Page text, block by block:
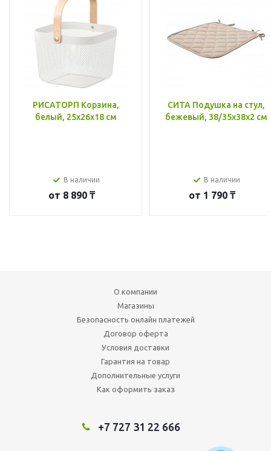
РИСАТОРП Корзина,
белый, 25x26x18 см
В наличии
от 8 890 ₸
СИТА Подушка на стул,
бежевый, 38/35x38x2 см
В наличии
от 1 790 ₸
О компании
Магазины
Безопасность онлайн платежей
Договор оферта
Условия доставки
Гарантия на товар
Дополнительные услуги
Как оформить заказ
+7 727 31 22 666